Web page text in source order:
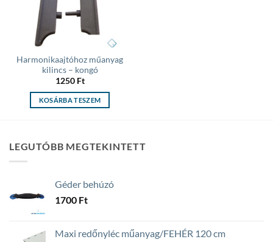
Harmonikaajtóhoz műanyag
kilincs – kongó
1250 Ft
KOSÁRBA TESZEM
LEGUTÓBB MEGTEKINTETT
Géder behúzó
1700 Ft
Maxi redőnyléc műanyag/FEHÉR 120 cm